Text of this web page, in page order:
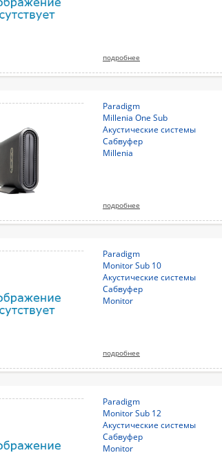
подробнее
Paradigm
Millenia One Sub
Акустические системы
Сабвуфер
Millenia
подробнее
Paradigm
Monitor Sub 10
Акустические системы
Сабвуфер
Monitor
подробнее
Paradigm
Monitor Sub 12
Акустические системы
Сабвуфер
Monitor